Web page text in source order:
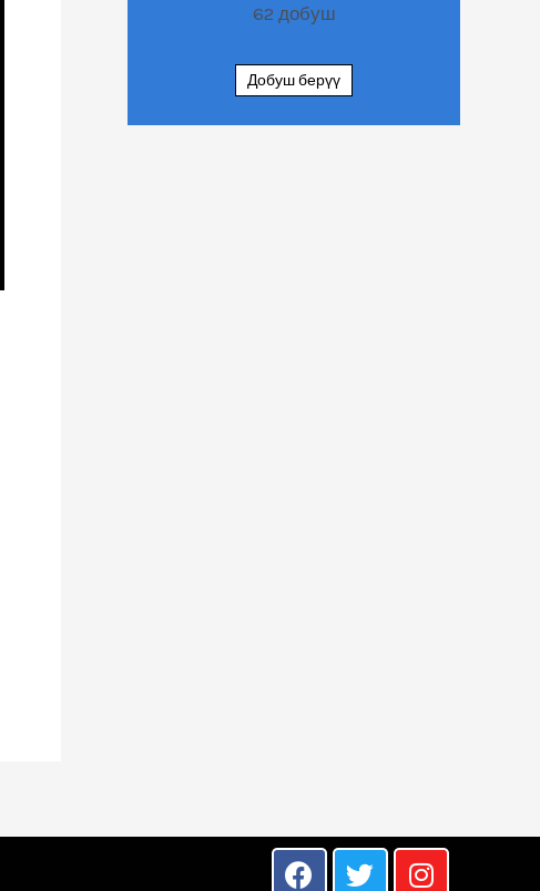
62 добуш
Добуш берүү